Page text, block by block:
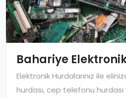
Bahariye
Elektronik Hurdalarınız ile
hurdası, cep telefonu